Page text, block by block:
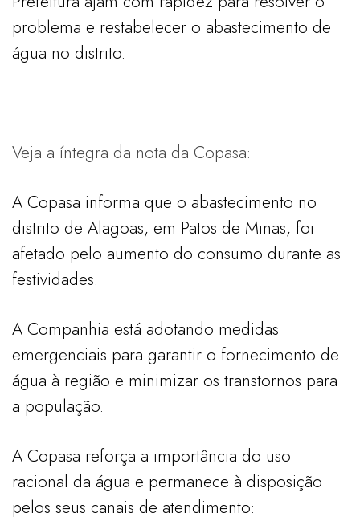
problema e restabelecer o abastecimento de
água no distrito.
Veja a íntegra da nota da Copasa:
A Copasa informa que o abastecimento no
distrito de Alagoas, em Patos de Minas, foi
afetado pelo aumento do consumo durante as
festividades.
A Companhia está adotando medidas
emergenciais para garantir o fornecimento de
água à região e minimizar os transtornos para
a população.
A Copasa reforça a importância do uso
racional da água e permanece à disposição
pelos seus canais de atendimento: